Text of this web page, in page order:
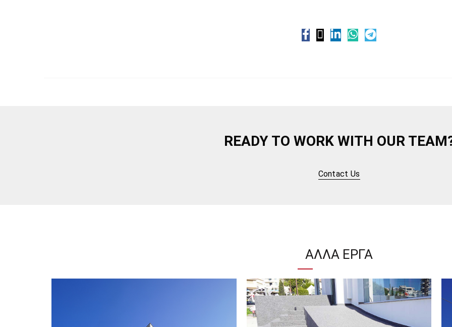
READY TO WORK WITH OUR
Contact Us
ΆΛΛΑ ΈΡΓΑ